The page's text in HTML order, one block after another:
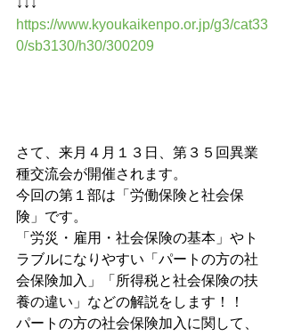
↓↓↓
https://www.kyoukaikenpo.or.jp/g3/cat33
0/sb3130/h30/300209
さて、来月４月１３日、第３５回異業
種交流会が開催されます。
今回の第１部は「労働保険と社会保
険」です。
「労災・雇用・社会保険の基本」やト
ラブルになりやすい「パートの方の社
会保険加入」「所得税と社会保険の扶
養の違い」などの解説をします！！
パートの方の社会保険加入に関して、